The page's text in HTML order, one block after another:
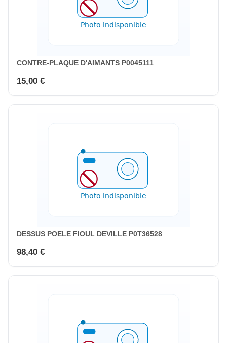
CONTRE-PLAQUE D'AIMANTS P0045111
15,00 €
DESSUS POELE FIOUL DEVILLE P0T36528
98,40 €